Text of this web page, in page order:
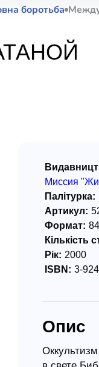
мовами
видання
традиції
Церкви
/ Харчування
боротьба
Миссия
Палітурка:
Артикул:
Формат:
Кількість
Рік: 2000
ISBN: 3-
Опис